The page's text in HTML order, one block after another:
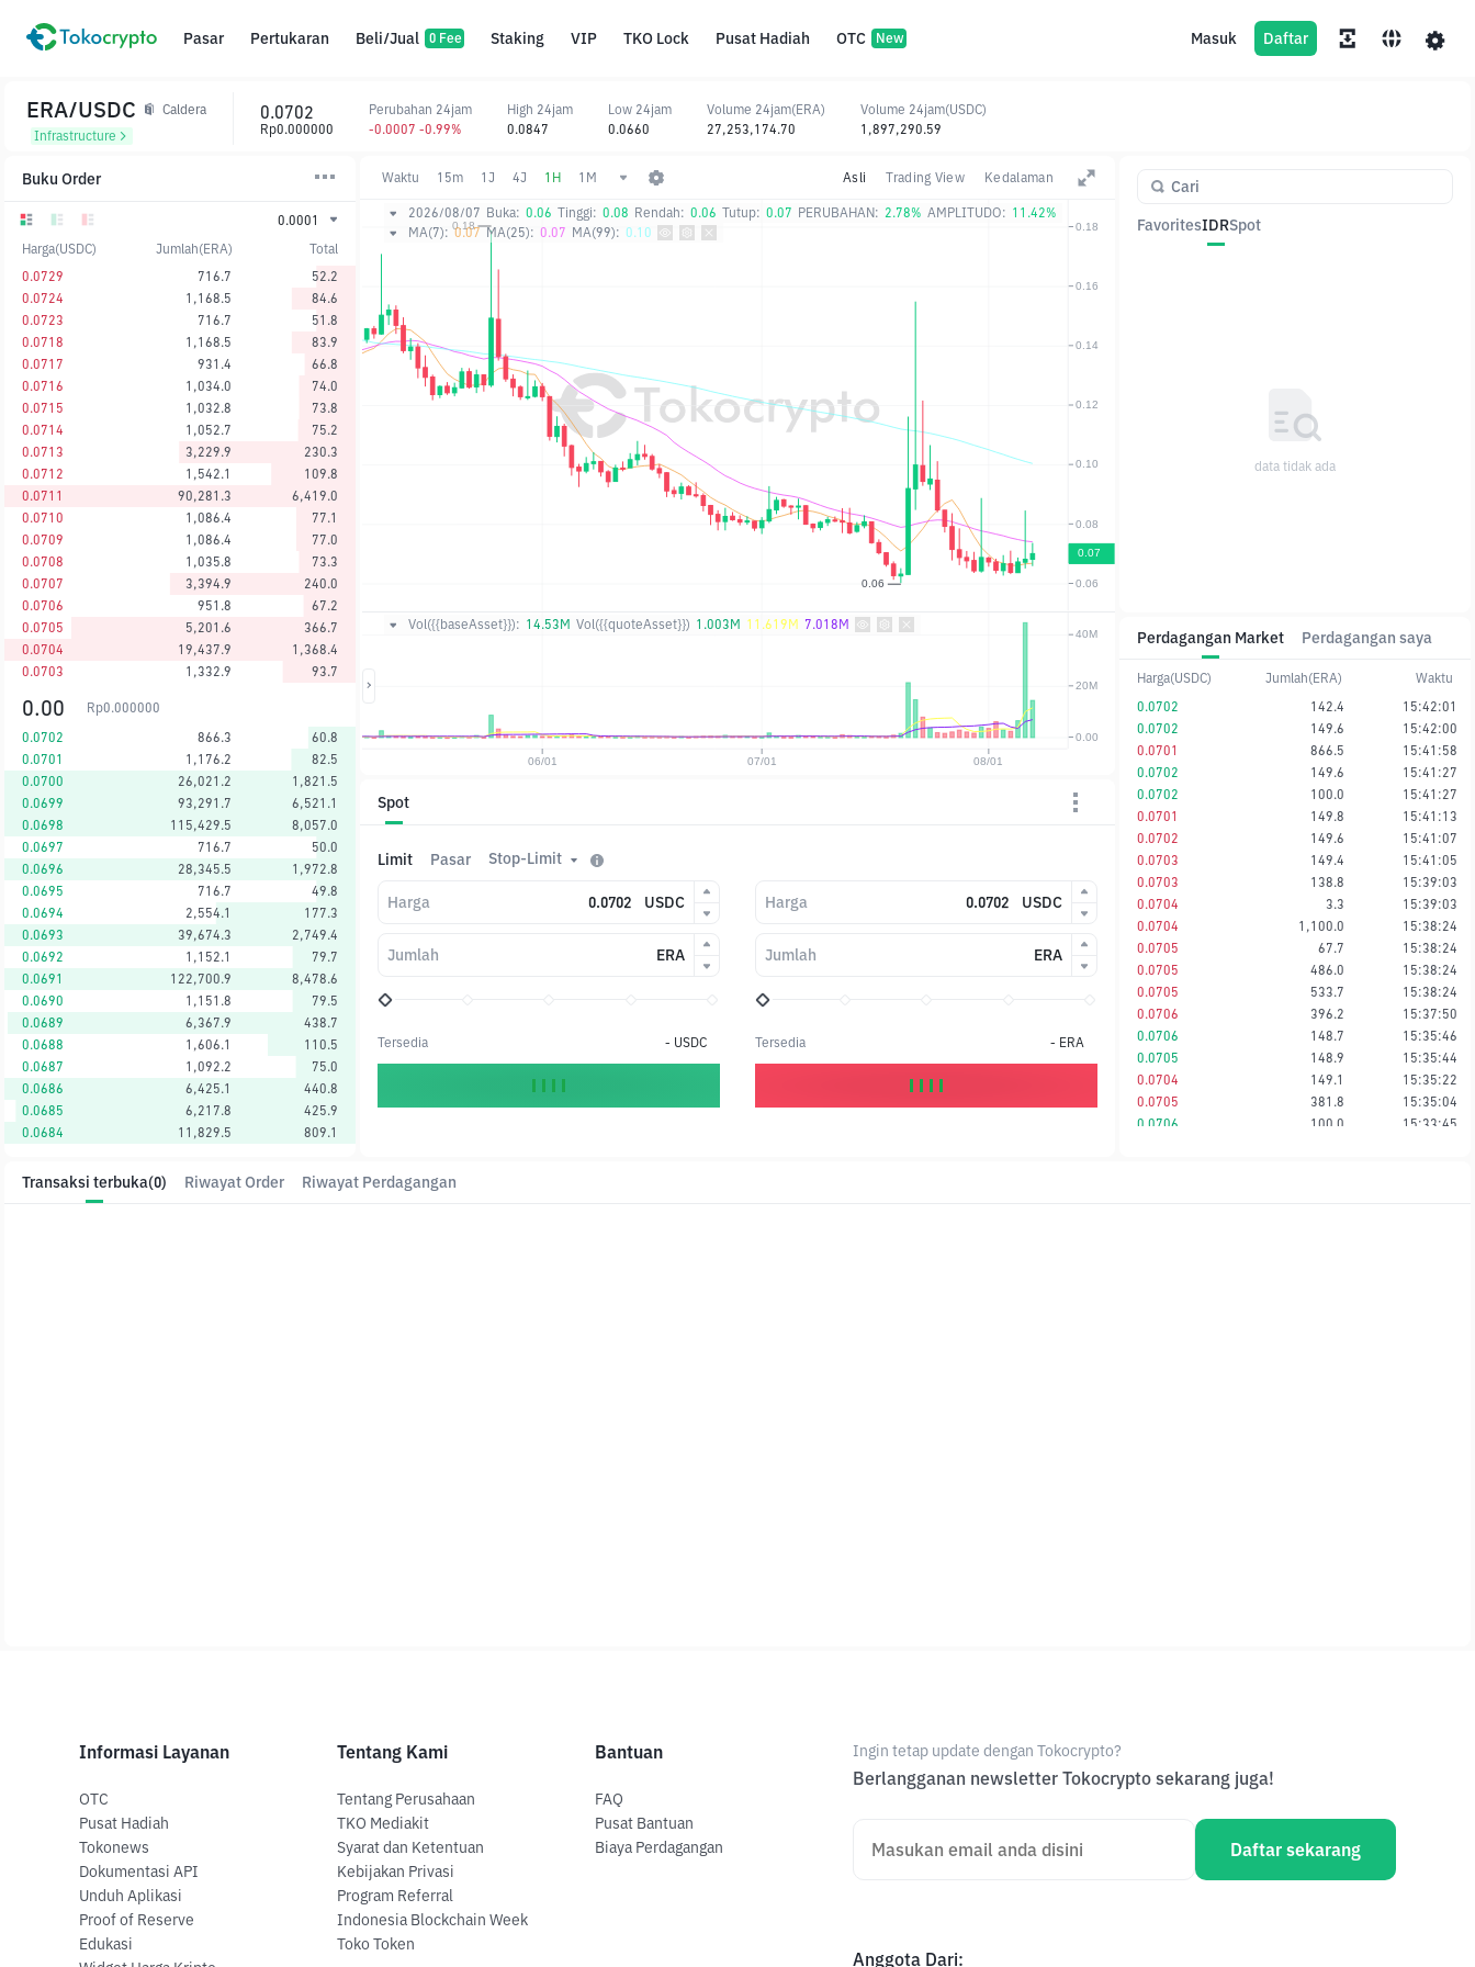
Pasar Pertukaran Beli/Jual 0 Fee Staking VIP TKO Lock Pusat Hadiah OTC New Masuk Daftar
Buku Order
0.0001
Harga(USDC)
Jumlah(ERA)
Total
0.0729
716.7
52.2
0.0724
1,168.5
84.6
0.0723
716.7
51.8
0.0718
1,168.5
83.9
0.0717
931.4
66.8
0.0716
1,034.0
74.0
0.0715
1,032.8
73.8
0.0714
1,052.7
75.2
0.0713
3,229.9
230.3
0.0712
1,542.1
109.8
0.0711
90,281.3
6,419.0
0.0710
1,086.4
77.1
0.0709
1,086.4
77.0
0.0708
1,035.8
73.3
0.0707
3,394.9
240.0
0.0706
951.8
67.2
0.0705
5,201.6
366.7
0.0704
19,437.9
1,368.4
0.0703
1,332.9 93.7
0.00 Rp0.000000
0.0702
866.3
60.8
0.0701
1,176.2
82.5
0.0700
26,021.2
1,821.5
0.0699
93,291.7
6,521.1
0.0698
115,429.5
8,057.0
0.0697
716.7
50.0
0.0696
28,345.5
1,972.8
0.0695
716.7
49.8
0.0694
2,554.1
177.3
0.0693
39,674.3
2,749.4
0.0692
1,152.1
79.7
0.0691
122,700.9
8,478.6
0.0690
1,151.8
79.5
0.0689
6,367.9
438.7
0.0688
1,606.1
110.5
0.0687
1,092.2
75.0
0.0686
6,425.1
440.8
0.0685
6,217.8
425.9
0.0684
11,829.5 809.1
Waktu 15m 1J 4J 1H 1M Asli Trading View Kedalaman
2026/08/07 Buka: 0.06 Tinggi: 0.08 Rendah: 0.06 Tutup: 0.07 PERUBAHAN: 2.78% AMPLITUDO: 11.42%
MA(7): 0.07 MA(25): 0.07 MA(99): 0.10
Vol({{baseAsset}}): 14.53M Vol({{quoteAsset}}) 1.003M 11.619M 7.018M
ERA/USDC
Caldera
Infrastructure
0.0702
Rp0.000000
Perubahan 24jam
-0.0007 -0.99%
High 24jam
0.0847
Low 24jam
0.0660
Volume 24jam(ERA)
27,253,174.70
Volume 24jam(USDC)
1,897,290.59
Spot
Limit Pasar Stop-Limit
Harga USDC
Jumlah ERA
Tersedia - USDC
Harga USDC
Jumlah ERA
Tersedia - ERA
Perdagangan Market Perdagangan saya
Harga(USDC) Jumlah(ERA)
Waktu
0.0702
142.4
15:42:01
0.0702
149.6
15:42:00
0.0701
866.5
15:41:58
0.0702
149.6
15:41:27
0.0702
100.0
15:41:27
0.0701
149.8
15:41:13
0.0702
149.6
15:41:07
0.0703
149.4
15:41:05
0.0703
138.8
15:39:03
0.0704
3.3
15:39:03
0.0704
1,100.0
15:38:24
0.0705
67.7
15:38:24
0.0705
486.0
15:38:24
0.0705
533.7
15:38:24
0.0706
396.2
15:37:50
0.0706
148.7
15:35:46
0.0705
148.9
15:35:44
0.0704
149.1
15:35:22
0.0705
381.8
15:35:04
0.0706
100.0
15:33:45
FavoritesIDRSpot
data tidak ada
Transaksi terbuka(0) Riwayat Order Riwayat Perdagangan
Informasi Layanan
OTC
Pusat Hadiah
Tokonews
Dokumentasi API
Unduh Aplikasi
Proof of Reserve
Edukasi
Tentang Kami
Tentang Perusahaan
TKO Mediakit
Syarat dan Ketentuan
Kebijakan Privasi
Program Referral
Indonesia Blockchain Week
Toko Token
Bantuan
FAQ
Pusat Bantuan
Biaya Perdagangan
Ingin tetap update dengan Tokocrypto?
Berlangganan newsletter Tokocrypto sekarang juga!
Daftar sekarang
Anggota Dari: